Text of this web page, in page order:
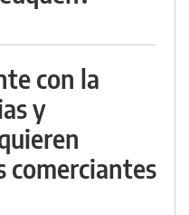
con la
y
comerciantes